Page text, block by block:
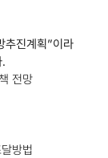
추진계획”이라
전망
방법